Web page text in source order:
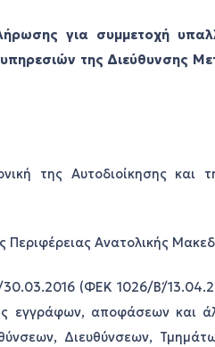
για συμμετοχή
της Διεύθυνσης
της Αυτοδιοίκησης και
Ανατολικής
(ΦΕΚ 1026/Β΄/
εγγράφων, αποφάσεων και
Διευθύνσεων,